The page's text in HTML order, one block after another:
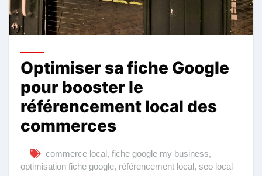
Optimiser sa fiche Google
pour booster le
référencement local des
commerces
commerce local, fiche google my business,
optimisation fiche google, référencement local, seo local